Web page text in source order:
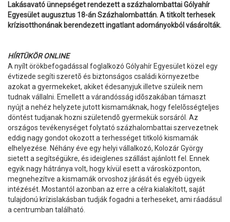
Lakásavató ünnepséget rendezett a százhalombattai Gólyahír
Egyesület augusztus 18-án Százhalombattán. A titkolt terhesek
krízisotthonának berendezett ingatlant adományokból vásárolták.
HÍRTÜKÖR ONLINE
A nyílt örökbefogadással foglalkozó Gólyahír Egyesület közel egy
évtizede segíti szeretõ és biztonságos családi környezetbe
azokat a gyermekeket, akiket édesanyjuk illetve szüleik nem
tudnak vállalni. Emellett a várandósság idõszakában támaszt
nyújt a nehéz helyzete jutott kismamáknak, hogy felelõsségteljes
döntést tudjanak hozni születendõ gyermekük sorsáról. Az
országos tevékenységet folytató százhalombattai szervezetnek
eddig nagy gondot okozott a terhességet titkoló kismamák
elhelyezése. Néhány éve egy helyi vállalkozó, Kolozár György
sietett a segítségükre, és ideiglenes szállást ajánlott fel. Ennek
egyik nagy hátránya volt, hogy kívül esett a városközponton,
megnehezítve a kismamák orvoshoz járását és egyéb ügyeik
intézését. Mostantól azonban az erre a célra kialakított, saját
tulajdonú krízislakásban tudják fogadni a terheseket, ami ráadásul
a centrumban található.